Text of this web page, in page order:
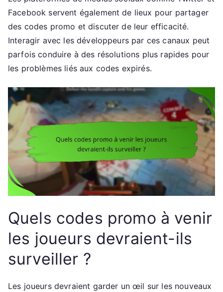
Facebook servent également de lieux pour partager
des codes promo et discuter de leur efficacité.
Interagir avec les développeurs par ces canaux peut
parfois conduire à des résolutions plus rapides pour
les problèmes liés aux codes expirés.
Quels codes promo à venir
les joueurs devraient-ils
surveiller ?
Les joueurs devraient garder un œil sur les nouveaux